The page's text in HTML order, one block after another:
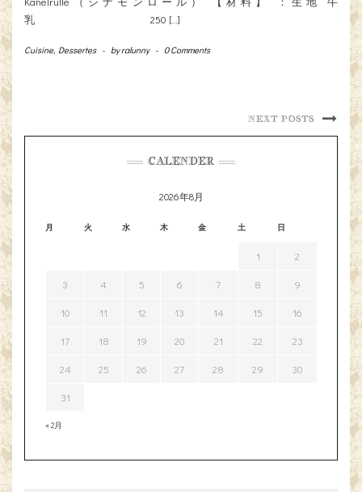
乳 250 […]
Cuisine, Dessertes - byralunny - 0 Comments
NEXT POSTS
CALENDER
2026年8月
月 火 水 木 金 土 日
« 2月
1 2
3 4 5 6 7 8 9
10 11 12 13 14 15 16
17 18 19 20 21 22 23
24 25 26 27 28 29 30
31